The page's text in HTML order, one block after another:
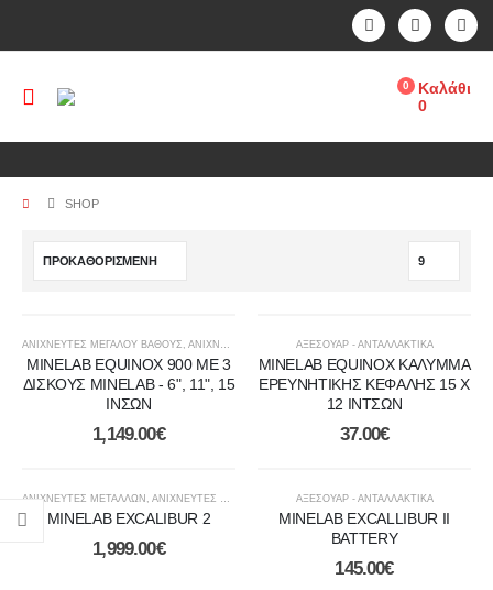
0
Καλάθι
0
SHOP
ΑΝΙΧΝΕΥΤΈΣ ΜΕΓΆΛΟΎ ΒΆΘΟΥΣ , ΑΝΙΧΝΕΥΤΕΣ ΜΕΤΑΛΛΩΝ ,ΑΝΙΧΝΕΥΤΈΣ ΧΡΥΣΟΎ,ΔΆΣΗ ΚΑΙ
MINELAB EQUINOX 900 ΜΕ 3
ΔΙΣΚΟΥΣ MINELAB - 6", 11", 15
ΙΝΣΩΝ
1,149.00€
ΑΞΕΣΟΥΑΡ - ΑΝΤΑΛΛΑΚΤΙΚΑ
MINELAB EQUINOX ΚΑΛΥΜΜΑ
ΕΡΕΥΝΗΤΙΚΗΣ ΚΕΦΑΛΗΣ 15 Χ
12 ΙΝΤΣΩΝ
37.00€
ΑΝΙΧΝΕΥΤΕΣ ΜΕΤΑΛΛΩΝ , ΑΝΙΧΝΕΥΤΈΣ ΧΡΥΣΟΎ ΘΆΛΑΣΣΑ ΚΑΙ ΑΚΤΉ,ΥΠΟΒΡΎΧΙΟΙ
MINELAB EXCALIBUR 2
1,999.00€
ΑΞΕΣΟΥΑΡ - ΑΝΤΑΛΛΑΚΤΙΚΑ
MINELAB EXCALLIBUR II
BATTERY
145.00€